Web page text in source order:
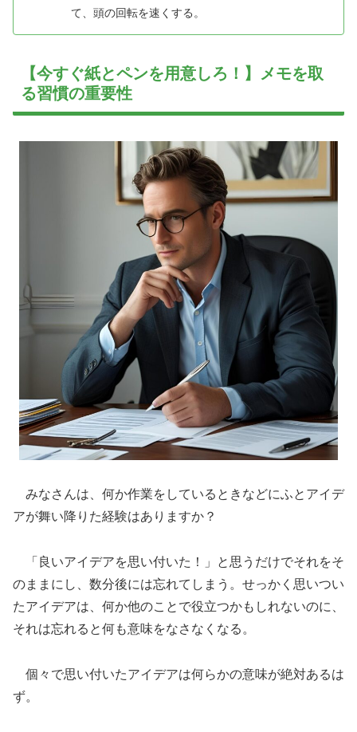
て、頭の回転を速くする。
【今すぐ紙とペンを用意しろ！】メモを取
る習慣の重要性
みなさんは、何か作業をしているときなどにふとアイデ
アが舞い降りた経験はありますか？
「良いアイデアを思い付いた！」と思うだけでそれをそ
のままにし、数分後には忘れてしまう。せっかく思いつい
たアイデアは、何か他のことで役立つかもしれないのに、
それは忘れると何も意味をなさなくなる。
個々で思い付いたアイデアは何らかの意味が絶対あるは
ず。